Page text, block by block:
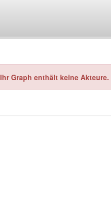
Ihr Graph enthält keine Akteure.